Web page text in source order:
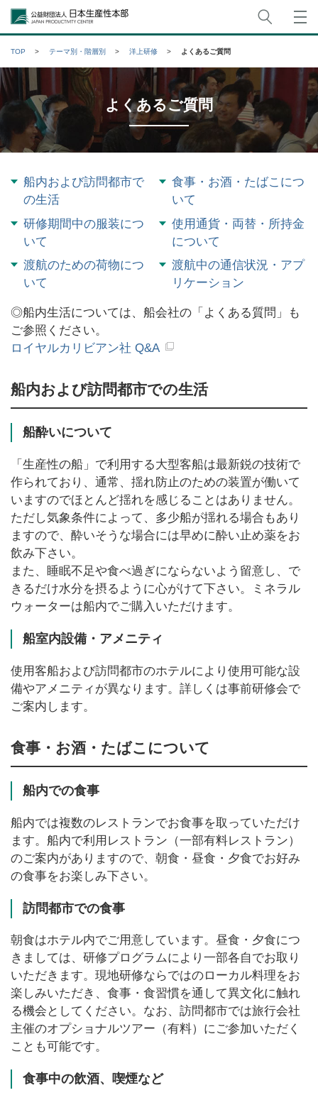
公益財団法人日本生産性本部
TOP テーマ別・階層別 洋上研修 よくあるご質問
よくあるご質問
船内および訪問都市で
の生活
食事・お酒・たばこにつ
いて
研修期間中の服装につ
いて
使用通貨・両替・所持金
について
渡航のための荷物につ
いて
渡航中の通信状況・アプ
リケーション
◎船内生活については、船会社の「よくある質問」も
ご参照ください。
ロイヤルカリビアン社 Q&A
船内および訪問都市での生活
船酔いについて
「生産性の船」で利用する大型客船は最新鋭の技術で
作られており、通常、揺れ防止のための装置が働いて
いますのでほとんど揺れを感じることはありません。
ただし気象条件によって、多少船が揺れる場合もあり
ますので、酔いそうな場合には早めに酔い止め薬をお
飲み下さい。
また、睡眠不足や食べ過ぎにならないよう留意し、で
きるだけ水分を摂るように心がけて下さい。ミネラル
ウォーターは船内でご購入いただけます。
船室内設備・アメニティ
使用客船および訪問都市のホテルにより使用可能な設
備やアメニティが異なります。詳しくは事前研修会で
ご案内します。
食事・お酒・たばこについて
船内での食事
船内では複数のレストランでお食事を取っていただけ
ます。船内で利用レストラン（一部有料レストラン）
のご案内がありますので、朝食・昼食・夕食でお好み
の食事をお楽しみ下さい。
訪問都市での食事
朝食はホテル内でご用意しています。昼食・夕食につ
きましては、研修プログラムにより一部各自でお取り
いただきます。現地研修ならではのローカル料理をお
楽しみいただき、食事・食習慣を通して異文化に触れ
る機会としてください。なお、訪問都市では旅行会社
主催のオプショナルツアー（有料）にご参加いただく
ことも可能です。
食事中の飲酒、喫煙など